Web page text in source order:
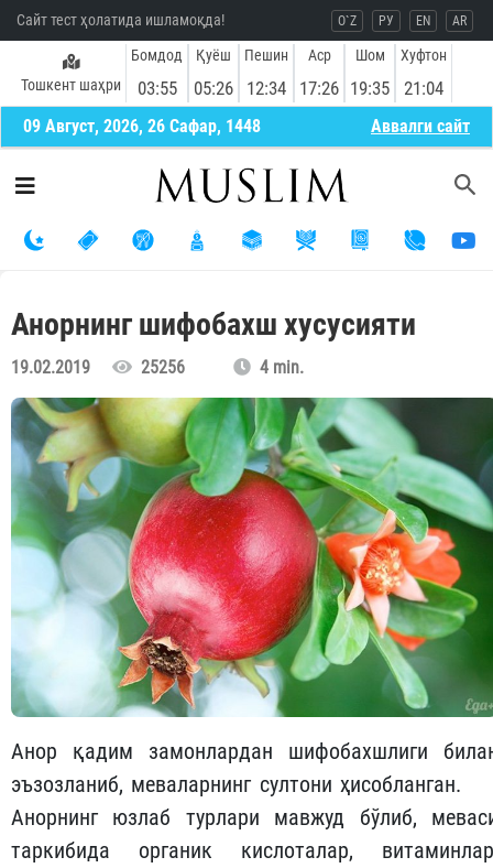
Сайт тест ҳолатида ишламоқда! O`Z РУ EN AR
Тошкент шаҳри
Бомдод
03:55
Қуёш
05:26
Пешин
12:34
Аср
17:26
Шом
19:35
Хуфтон
21:04
09 Август, 2026, 26 Сафар, 1448 Aввалги сайт
Анорнинг шифобахш хусусияти
19.02.2019 25256 4 min.
Анор қадим замонлардан шифобахшлиги
эъзозланиб, меваларнинг султони ҳисобланган.
Анорнинг юзлаб турлари мавжуд бўлиб,
таркибида органик кислоталар,